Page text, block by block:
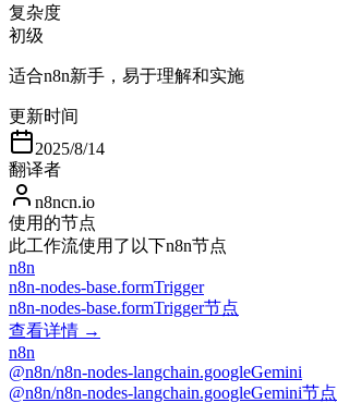
复杂度
初级
适合n8n新手，易于理解和实施
更新时间
2025/8/14
翻译者
n8ncn.io
使用的节点
此工作流使用了以下n8n节点
n8n
n8n-nodes-base.formTrigger
n8n-nodes-base.formTrigger节点
查看详情 →
n8n
@n8n/n8n-nodes-langchain.googleGemini
@n8n/n8n-nodes-langchain.googleGemini节点